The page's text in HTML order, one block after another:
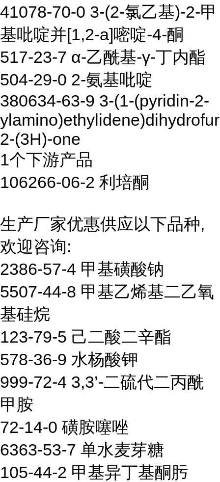
41078-70-0 3-(2-氯乙基)-2-甲
基吡啶并[1,2-a]嘧啶-4-酮
517-23-7 α-乙酰基-γ-丁内酯
504-29-0 2-氨基吡啶
380634-63-9 3-(1-(pyridin-2-
2-(3H)-one
1个下游产品
106266-06-2 利培酮
生产厂家优惠供应以下品种,
欢迎咨询:
2386-57-4 甲基磺酸钠
5507-44-8 甲基乙烯基二乙氧
基硅烷
123-79-5 己二酸二辛酯
578-36-9 水杨酸钾
999-72-4 3,3’-二硫代二丙酰
甲胺
72-14-0 磺胺噻唑
6363-53-7 单水麦芽糖
105-44-2 甲基异丁基酮肟